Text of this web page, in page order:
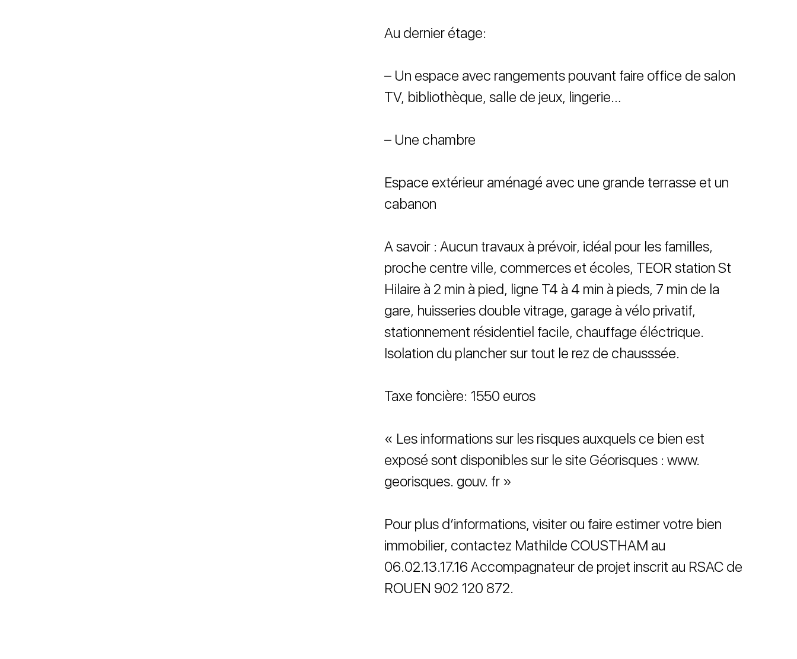
Au dernier étage:
– Un espace avec rangements pouvant faire office de salon
TV, bibliothèque, salle de jeux, lingerie…
– Une chambre
Espace extérieur aménagé avec une grande terrasse et un
cabanon
A savoir : Aucun travaux à prévoir, idéal pour les familles,
proche centre ville, commerces et écoles, TEOR station St
Hilaire à 2 min à pied, ligne T4 à 4 min à pieds, 7 min de la
gare, huisseries double vitrage, garage à vélo privatif,
stationnement résidentiel facile, chauffage éléctrique.
Isolation du plancher sur tout le rez de chausssée.
Taxe foncière: 1550 euros
« Les informations sur les risques auxquels ce bien est
exposé sont disponibles sur le site Géorisques : www.
georisques. gouv. fr »
Pour plus d’informations, visiter ou faire estimer votre bien
immobilier, contactez Mathilde COUSTHAM au
06.02.13.17.16 Accompagnateur de projet inscrit au RSAC de
ROUEN 902 120 872.